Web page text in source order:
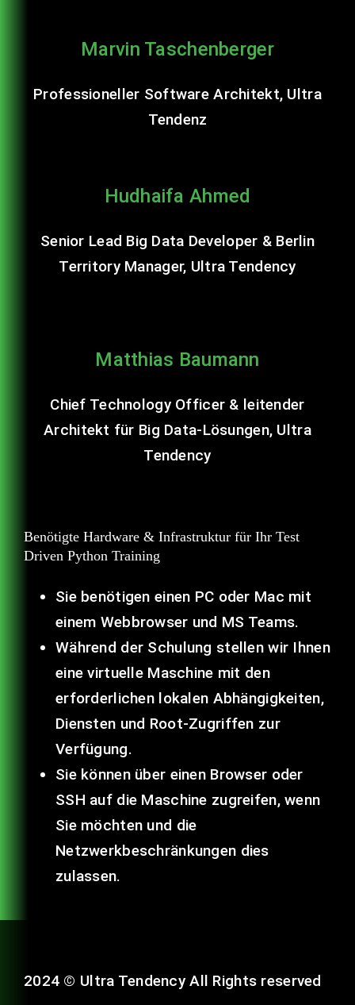
Marvin Taschenberger
Professioneller Software Architekt, Ultra
Tendenz
Hudhaifa Ahmed
Senior Lead Big Data Developer & Berlin
Territory Manager, Ultra Tendency
Matthias Baumann
Chief Technology Officer & leitender
Architekt für Big Data-Lösungen, Ultra
Tendency
Benötigte Hardware & Infrastruktur für Ihr Test
Driven Python Training
Sie benötigen einen PC oder Mac mit
einem Webbrowser und MS Teams.
Während der Schulung stellen wir Ihnen
eine virtuelle Maschine mit den
erforderlichen lokalen Abhängigkeiten,
Diensten und Root-Zugriffen zur
Verfügung.
Sie können über einen Browser oder
SSH auf die Maschine zugreifen, wenn
Sie möchten und die
Netzwerkbeschränkungen dies
zulassen.
2024 © Ultra Tendency All Rights reserved